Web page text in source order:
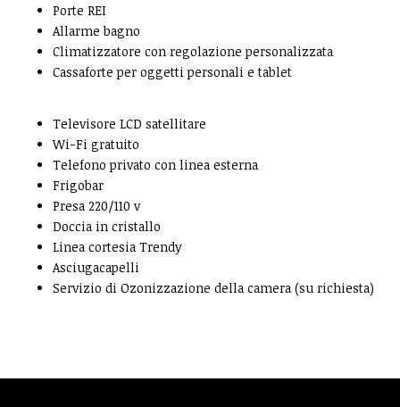
Porte REI
Allarme bagno
Climatizzatore con regolazione personalizzata
Cassaforte per oggetti personali e tablet
Televisore LCD satellitare
Wi-Fi gratuito
Telefono privato con linea esterna
Frigobar
Presa 220/110 v
Doccia in cristallo
Linea cortesia Trendy
Asciugacapelli
Servizio di Ozonizzazione della camera (su richiesta)